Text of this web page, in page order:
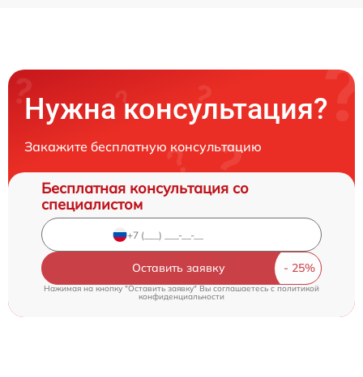
Нужна консультация?
Закажите бесплатную консультацию
Бесплатная консультация со
специалистом
Оставить заявку
Нажимая на кнопку "Оставить заявку" Вы соглашаетесь c политикой
конфиденциальности